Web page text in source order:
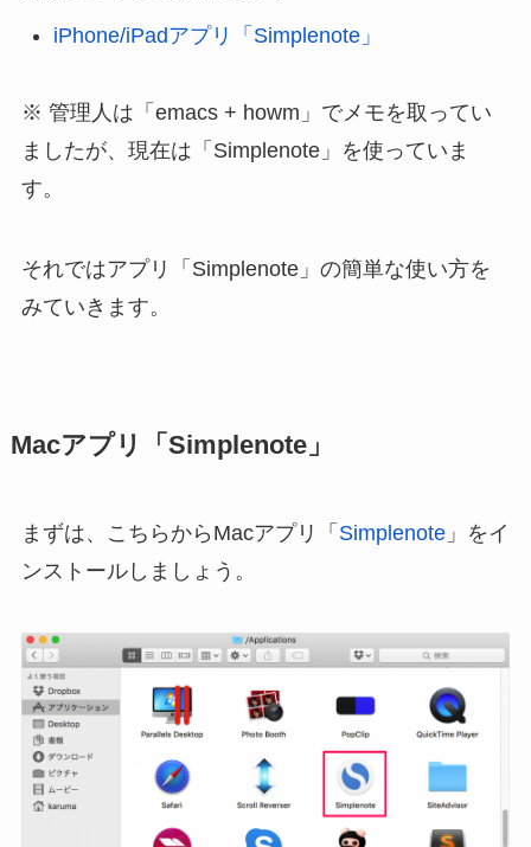
iPhone/iPadアプリ「Simplenote」
※ 管理人は「emacs + howm」でメモを取ってい
ましたが、現在は「Simplenote」を使っていま
す。
それではアプリ「Simplenote」の簡単な使い方を
みていきます。
Macアプリ「Simplenote」
まずは、こちらからMacアプリ「 Simplenote」をイ
ンストールしましょう。